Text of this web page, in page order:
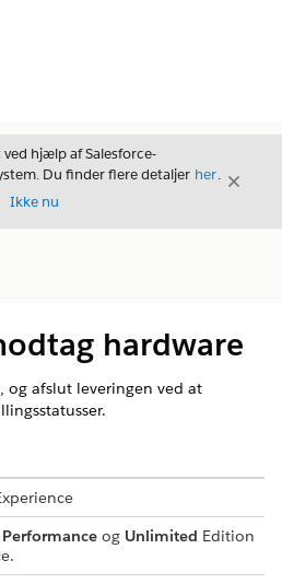
hjælp af Salesforce-
Du finder flere detaljer her.
Ikke nu
Luk
hardware
og afslut leveringen ved at
Performance og Unlimited Edition